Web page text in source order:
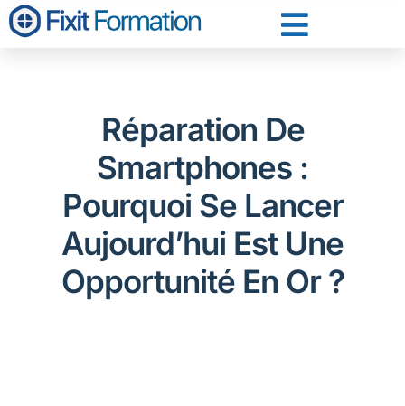
Réparation De
Smartphones :
Pourquoi Se Lancer
Aujourd’hui Est Une
Opportunité En Or ?